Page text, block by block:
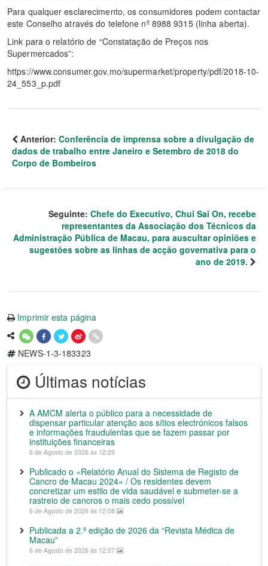
Para qualquer esclarecimento, os consumidores podem contactar
este Conselho através do telefone nº 8988 9315 (linha aberta).
Link para o relatório de “Constatação de Preços nos
Supermercados”:
https://www.consumer.gov.mo/supermarket/property/pdf/2018-10-
24_553_p.pdf
Anterior: Conferência de imprensa sobre a divulgação de
dados de trabalho entre Janeiro e Setembro de 2018 do
Corpo de Bombeiros
Seguinte: Chefe do Executivo, Chui Sai On, recebe
representantes da Associação dos Técnicos da
Administração Pública de Macau, para auscultar opiniões e
sugestões sobre as linhas de acção governativa para o
ano de 2019.
Imprimir esta página
NEWS-1-3-183323
Últimas notícias
A AMCM alerta o público para a necessidade de
dispensar particular atenção aos sítios electrónicos falsos
e informações fraudulentas que se fazem passar por
instituições financeiras
6 de Agosto de 2026 às 12:29
Publicado o «Relatório Anual do Sistema de Registo de
Cancro de Macau 2024» / Os residentes devem
concretizar um estilo de vida saudável e submeter-se a
rastreio de cancros o mais cedo possível
6 de Agosto de 2026 às 12:08
Publicada a 2.ª edição de 2026 da “Revista Médica de
Macau”
6 de Agosto de 2026 às 12:07